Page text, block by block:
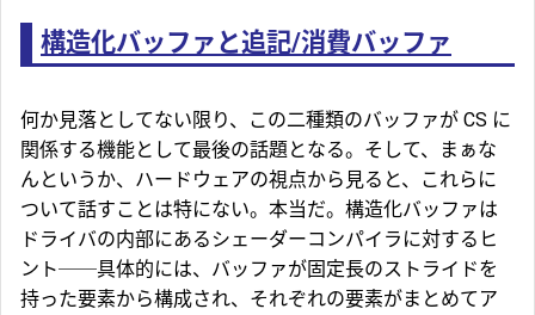
構造化バッファと追記/消費バッファ
何か見落としてない限り、この二種類のバッファが CS に
関係する機能として最後の話題となる。そして、まぁな
んというか、ハードウェアの視点から見ると、これらに
ついて話すことは特にない。本当だ。 構造化バッファは
ドライバの内部にあるシェーダーコンパイラに対するヒ
ント──具体的には、バッファが固定長のストライドを
持った要素から構成され、それぞれの要素がまとめてア